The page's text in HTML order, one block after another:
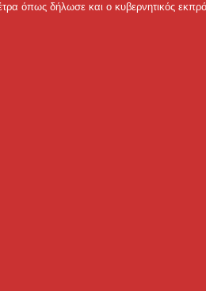
όπως δήλωσε και ο κυβερνητικός